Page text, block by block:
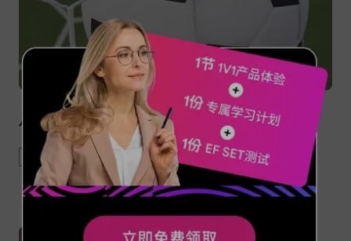
足球英语：主场与客场怎么说？
football game home team sports English